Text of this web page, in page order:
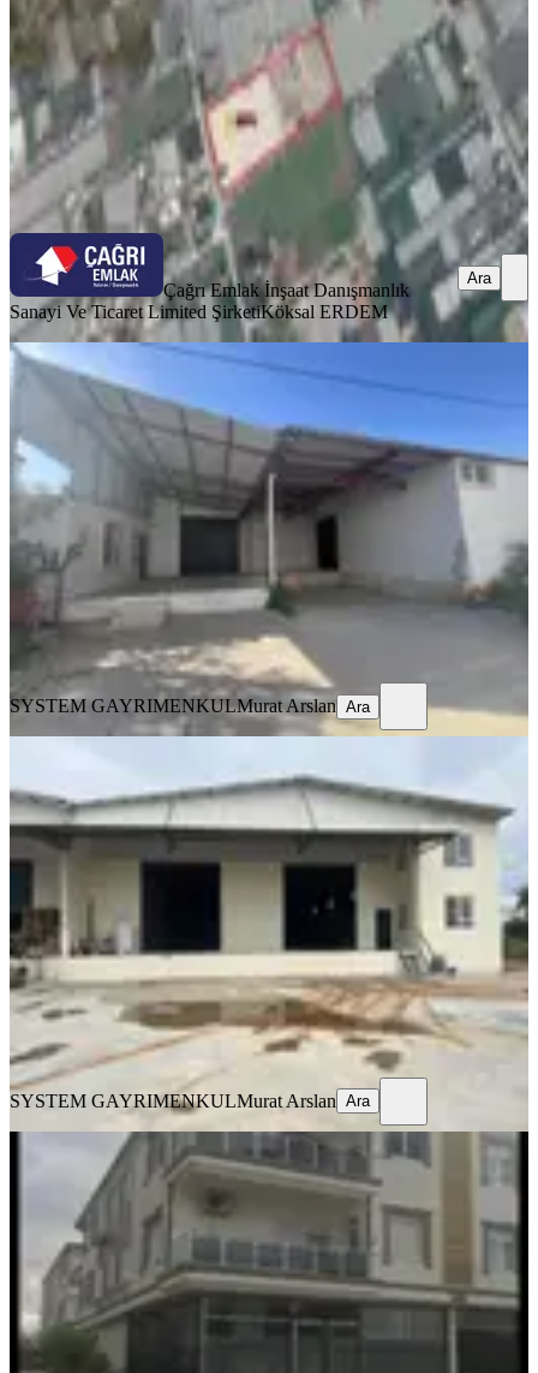
1.250.000 ₺
Çağrı Emlak İnşaat Danışmanlık Sanayi Ve Ticaret Limited
ŞirketiKöksal ERDEM
Çağrı Emlak İnşaat Danışmanlık
Sanayi Ve Ticaret Limited ŞirketiKöksal ERDEM
Ara
%12
Altınova Sinanda Kiralık 1100 M2
Depo
Kepez, Altınova Sinan Mahallesi
1 Oda
·1101 m² Düz Giriş (Zemin)
02.03.2026
SYSTEM GAYRIMENKUL Murat Arslan
SYSTEM GAYRIMENKULMurat Arslan Ara
Altınova Menderes Mahallesinde
Kiralık 1000m2 Depo
Kepez, Menderes Mahallesi
1000 m² Düz Giriş (Zemin)
121.000 ₺
SYSTEM GAYRIMENKULMurat Arslan
Ara
SYSTEM GAYRIMENKULMurat Arslan Ara
Kiralık 100 M2 Dükkan Altınova
Kepez, Altınova Orta Mahallesi
Düz Giriş (Zemin)
50.000 ₺
Axiss Real Estate